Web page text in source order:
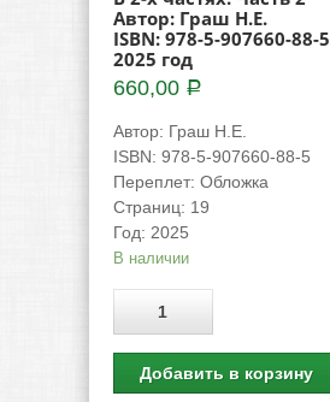
Автор: Граш Н.Е.
ISBN: 978-5-907660-88-5
2025 год
660,00 Р
Автор: Граш Н.Е.
ISBN: 978-5-907660-88-5
Переплет: Обложка
Страниц: 19
Год: 2025
В наличии
Добавить в корзину